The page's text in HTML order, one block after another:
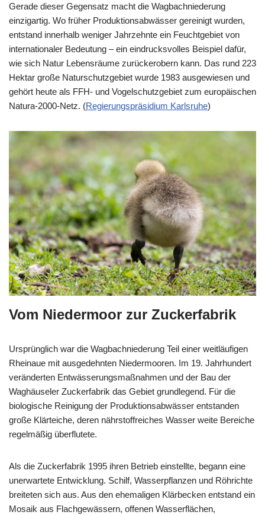
Gerade dieser Gegensatz macht die Wagbachniederung
einzigartig. Wo früher Produktionsabwässer gereinigt wurden,
entstand innerhalb weniger Jahrzehnte ein Feuchtgebiet von
internationaler Bedeutung – ein eindrucksvolles Beispiel dafür,
wie sich Natur Lebensräume zurückerobern kann. Das rund 223
Hektar große Naturschutzgebiet wurde 1983 ausgewiesen und
gehört heute als FFH- und Vogelschutzgebiet zum europäischen
Natura-2000-Netz. (Regierungspräsidium Karlsruhe⁠)
Vom Niedermoor zur Zuckerfabrik
Ursprünglich war die Wagbachniederung Teil einer weitläufigen
Rheinaue mit ausgedehnten Niedermooren. Im 19. Jahrhundert
veränderten Entwässerungsmaßnahmen und der Bau der
Waghäuseler Zuckerfabrik das Gebiet grundlegend. Für die
biologische Reinigung der Produktionsabwässer entstanden
große Klärteiche, deren nährstoffreiches Wasser weite Bereiche
regelmäßig überflutete.
Als die Zuckerfabrik 1995 ihren Betrieb einstellte, begann eine
unerwartete Entwicklung. Schilf, Wasserpflanzen und Röhrichte
breiteten sich aus. Aus den ehemaligen Klärbecken entstand ein
Mosaik aus Flachgewässern, offenen Wasserflächen,